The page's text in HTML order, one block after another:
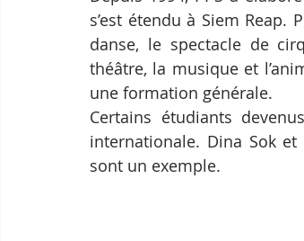
s’est étendu à Siem
danse, le spectacle de
théâtre, la musique et
une formation générale.
Certains étudiants
internationale. Dina Sok
sont un exemple.